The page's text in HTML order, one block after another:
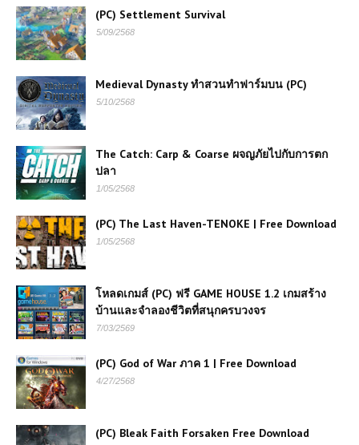
(PC) Settlement Survival
5/09/2568
Medieval Dynasty ทำสวนทำฟาร์มบน (PC)
5/10/2568
The Catch: Carp & Coarse ผจญภัยไปกับการตก
ปลา
1/05/2568
(PC) The Last Haven-TENOKE | Free Download
1/05/2568
โหลดเกมส์ (PC) ฟรี GAME HOUSE 1.2 เกมสร้าง
บ้านและจำลองชีวิตที่สนุกครบวงจร
7/03/2569
(PC) God of War ภาค 1 | Free Download
4/27/2568
(PC) Bleak Faith Forsaken Free Download